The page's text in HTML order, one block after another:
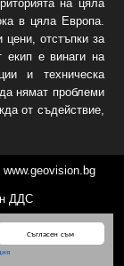
Съгласен съм
на цяла
в цяла Европа.
цени, отстъпки за
екип е винаги на
и техническа
нямат проблеми
от съдействие,
ДДС